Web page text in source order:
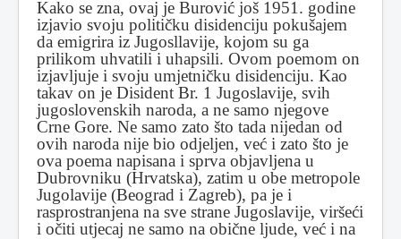
Kako se zna, ovaj je Burović još 1951. godine
izjavio svoju političku disidenciju pokušajem
da emigrira iz Jugosllavije, kojom su ga
prilikom uhvatili i uhapsili. Ovom poemom on
izjavljuje i svoju umjetničku disidenciju. Kao
takav on je Disident Br. 1 Jugoslavije, svih
jugoslovenskih naroda, a ne samo njegove
Crne Gore. Ne samo zato što tada nijedan od
ovih naroda nije bio odjeljen, već i zato što je
ova poema napisana i sprva objavljena u
Dubrovniku (Hrvatska), zatim u obe metropole
Jugolavije (Beograd i Zagreb), pa je i
rasprostranjena na sve strane Jugoslavije, viršeći
i očiti utjecaj ne samo na obične ljude, već i na